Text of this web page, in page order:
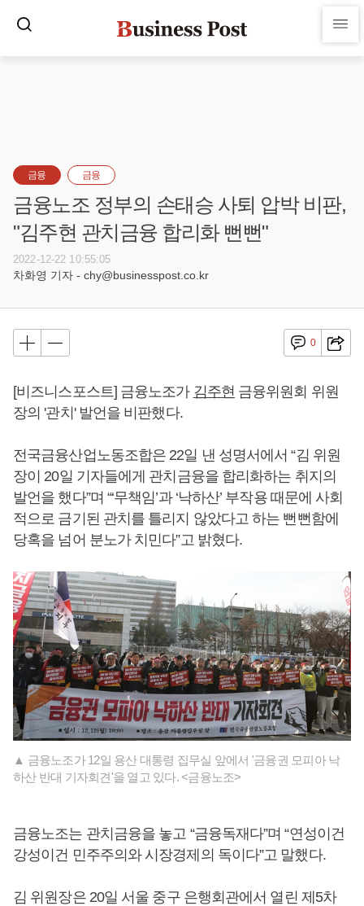
금융 금융
금융노조 정부의 손태승 사퇴 압박 비판,
"김주현 관치금융 합리화 뻔뻔"
2022-12-22 10:55:05
차화영 기자 - chy@businesspost.co.kr
0
[비즈니스포스트] 금융노조가 김주현 금융위원회 위원
장의 '관치' 발언을 비판했다.
전국금융산업노동조합은 22일 낸 성명서에서 “김 위원
장이 20일 기자들에게 관치금융을 합리화하는 취지의
발언을 했다”며 “‘무책임’과 ‘낙하산’ 부작용 때문에 사회
적으로 금기된 관치를 틀리지 않았다고 하는 뻔뻔함에
당혹을 넘어 분노가 치민다”고 밝혔다.
▲ 금융노조가 12일 용산 대통령 집무실 앞에서 '금융권 모피아 낙
하산 반대 기자회견'을 열고 있다. <금융노조>
금융노조는 관치금융을 놓고 “금융독재다”며 “연성이건
강성이건 민주주의와 시장경제의 독이다”고 말했다.
김 위원장은 20일 서울 중구 은행회관에서 열린 제5차